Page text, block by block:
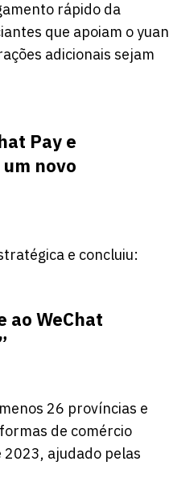
rápido da
que apoiam o yuan
adicionais sejam
Pay e
novo
e concluiu:
ao WeChat
26 províncias e
de comércio
ajudado pelas